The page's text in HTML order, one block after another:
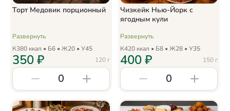
Торт Медовик порционный
Развернуть
К380 ккал • Б6 • Ж20 • У45
120 г
350₽
0
Чизкейк Нью-Йорк с
ягодным кули
Развернуть
К420 ккал • Б8 • Ж28 • У35
150 г
400₽
0